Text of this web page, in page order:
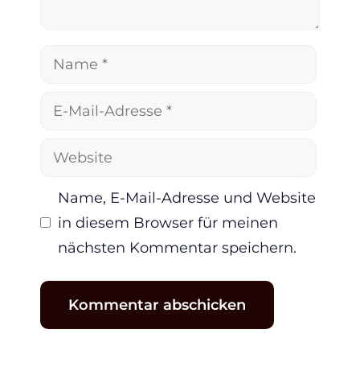
Name
Adresse
Website
Name, E-Mail-Adresse und Website
in diesem Browser für meinen
nächsten Kommentar speichern.